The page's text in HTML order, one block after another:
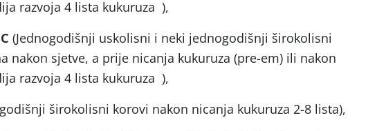
razvoja 4 lista kukuruza ),
(Jednogodišnji uskolisni i neki jednogodišnji širokolisni
nakon sjetve, a prije nicanja kukuruza (pre-em) ili nakon
razvoja 4 lista kukuruza ),
širokolisni korovi nakon nicanja kukuruza 2-8 lista),